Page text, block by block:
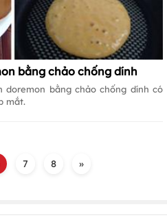
bằng chảo chống dính
doremon bằng chảo chống dính có
mắt.
7 8 »